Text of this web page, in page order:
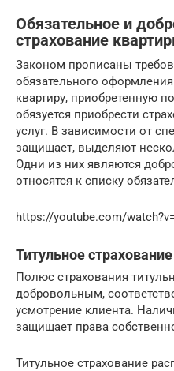
Обязательное и
страхование
Законом прописаны
обязательного
квартиру, приобретенную
обязуется приобрести
услуг. В зависимости от
защищает, выделяют
Одни из них являются
относятся к списку
https://youtube.com/
Титульное страхование
Полюс страхования
добровольным,
усмотрение клиента.
защищает права
Титульное страхование